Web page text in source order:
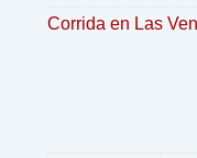
Corrida en Las